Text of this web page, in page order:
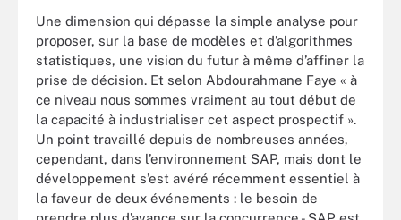
Une dimension qui dépasse la simple analyse pour
proposer, sur la base de modèles et d’algorithmes
statistiques, une vision du futur à même d’affiner la
prise de décision. Et selon Abdourahmane Faye « à
ce niveau nous sommes vraiment au tout début de
la capacité à industrialiser cet aspect prospectif ».
Un point travaillé depuis de nombreuses années,
cependant, dans l’environnement SAP, mais dont le
développement s’est avéré récemment essentiel à
la faveur de deux événements : le besoin de